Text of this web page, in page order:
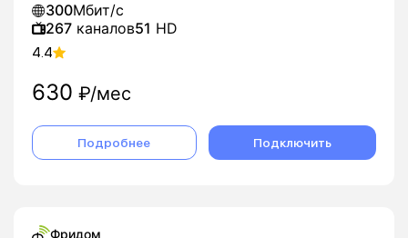
300Мбит/с
267 каналов51 HD
4.4
630 ₽/мес
Подробнее Подключить
Фридом